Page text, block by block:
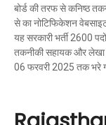
बोर्ड की तरफ से कनिष्ठ
से का नोटिफिकेशन
यह सरकारी भर्ती 2600
तकनीकी सहायक और
06 फरवरी 2025 तक भरे